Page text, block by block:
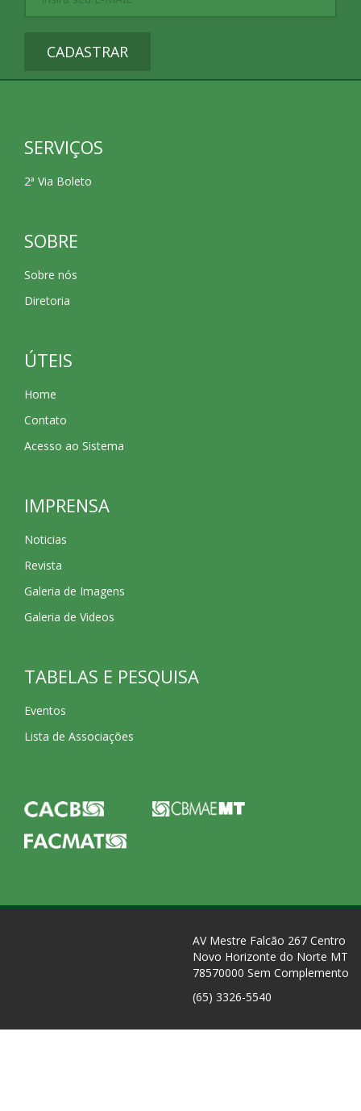
CADASTRAR
SERVIÇOS
2ª Via Boleto
SOBRE
Sobre nós
Diretoria
ÚTEIS
Home
Contato
Acesso ao Sistema
IMPRENSA
Noticias
Revista
Galeria de Imagens
Galeria de Videos
TABELAS E PESQUISA
Eventos
Lista de Associações
AV Mestre Falcão 267 Centro
Novo Horizonte do Norte MT
78570000 Sem Complemento
(65) 3326-5540